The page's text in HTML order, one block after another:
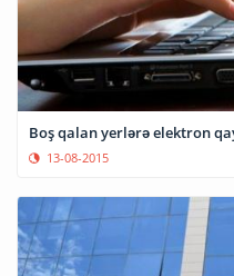
Boş qalan yerlərə elektron
13-08-2015